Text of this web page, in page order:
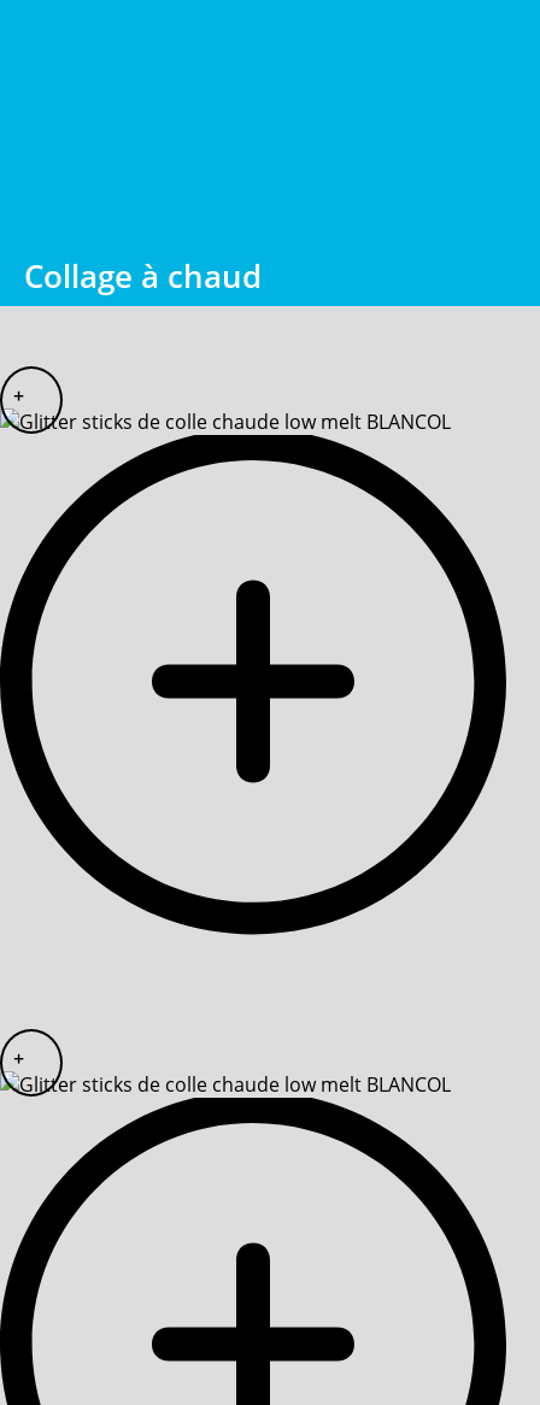
Collage à chaud